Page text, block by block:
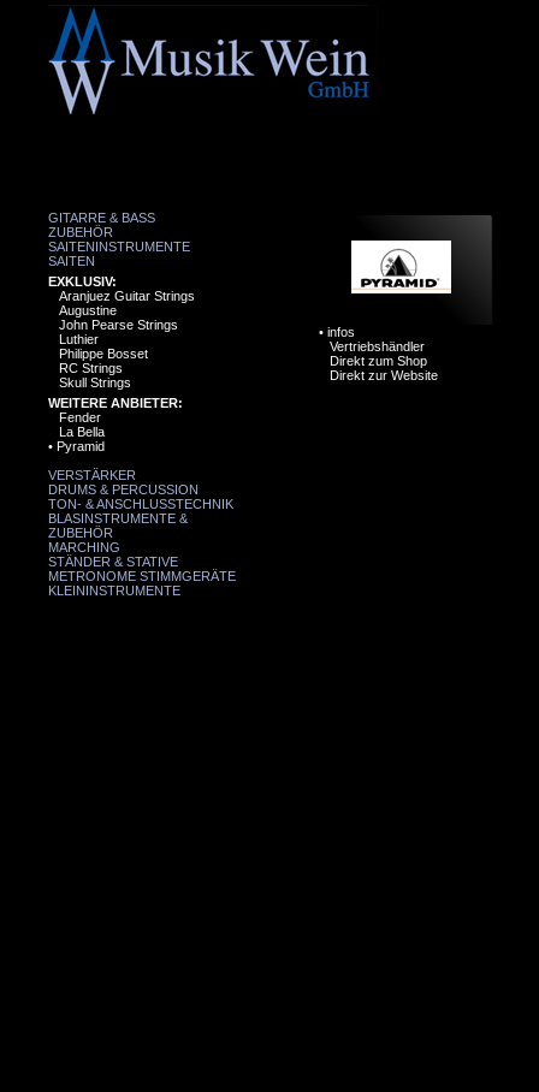
GITARRE & BASS
ZUBEHÖR
SAITENINSTRUMENTE
SAITEN
EXKLUSIV:
Aranjuez Guitar Strings
Augustine
John Pearse Strings
Luthier
Philippe Bosset
RC Strings
Skull Strings
WEITERE ANBIETER:
Fender
La Bella
• Pyramid
VERSTÄRKER
DRUMS & PERCUSSION
TON- & ANSCHLUSSTECHNIK
BLASINSTRUMENTE &
ZUBEHÖR
MARCHING
STÄNDER & STATIVE
METRONOME STIMMGERÄTE
KLEININSTRUMENTE
• infos
Vertriebshändler
Direkt zum Shop
Direkt zur Website